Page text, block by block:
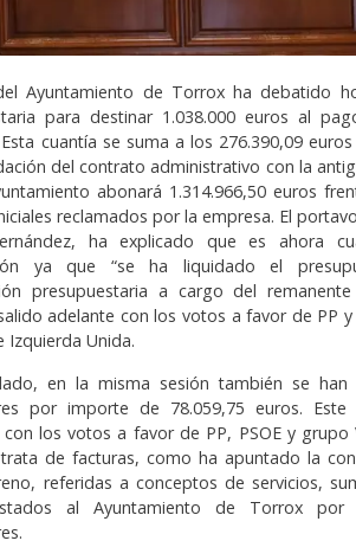
Ayuntamiento de Torrox ha debatido
para destinar 1.038.000 euros al
cuantía se suma a los 276.390,09
del contrato administrativo con la
abonará 1.314.966,50 euros
reclamados por la empresa. El
ha explicado que es ahora
ya que “se ha liquidado el
presupuestaria a cargo del
adelante con los votos a favor de PP y
Izquierda Unida.
en la misma sesión también se
por importe de 78.059,75 euros.
los votos a favor de PP, PSOE y grupo
de facturas, como ha apuntado la
referidas a conceptos de servicios,
al Ayuntamiento de Torrox por